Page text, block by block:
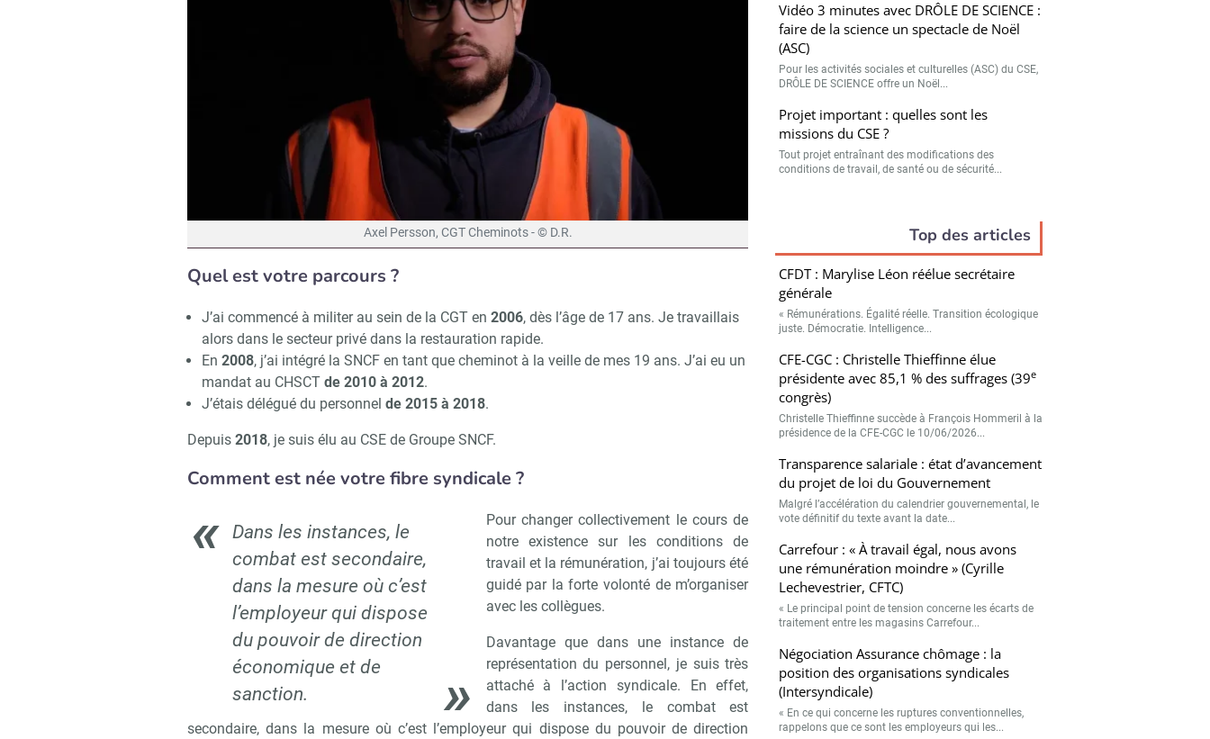
Axel Persson, CGT Cheminots - © D.R.
Quel est votre parcours ?
J’ai commencé à militer au sein de la CGT en 2006, dès l’âge de 17 ans. Je travaillais
alors dans le secteur privé dans la restauration rapide.
En 2008, j’ai intégré la SNCF en tant que cheminot à la veille de mes 19 ans. J’ai eu un
mandat au CHSCT de 2010 à 2012.
J’étais délégué du personnel de 2015 à 2018.
Depuis 2018, je suis élu au CSE de Groupe SNCF.
Comment est née votre fibre syndicale ?
Dans les instances, le
combat est secondaire,
dans la mesure où c’est
l’employeur qui dispose
du pouvoir de direction
économique et de
sanction.
Pour changer collectivement le cours de
notre existence sur les conditions de
travail et la rémunération, j’ai toujours été
guidé par la forte volonté de m’organiser
avec les collègues.
Davantage que dans une instance de
représentation du personnel, je suis très
attaché à l’action syndicale. En effet,
dans les instances, le combat est
secondaire, dans la mesure où c’est l’employeur qui dispose du pouvoir de direction
Vidéo 3 minutes avec DRÔLE DE SCIENCE :
faire de la science un spectacle de Noël
(ASC)
Pour les activités sociales et culturelles (ASC) du CSE,
DRÔLE DE SCIENCE offre un Noël...
Projet important : quelles sont les
missions du CSE ?
Tout projet entraînant des modifications des
conditions de travail, de santé ou de sécurité...
Top des articles
CFDT : Marylise Léon réélue secrétaire
générale
« Rémunérations. Égalité réelle. Transition écologique
juste. Démocratie. Intelligence...
CFE-CGC : Christelle Thieffinne élue
présidente avec 85,1 % des suffrages (39e
congrès)
Christelle Thieffinne succède à François Hommeril à la
présidence de la CFE-CGC le 10/06/2026...
Transparence salariale : état d’avancement
du projet de loi du Gouvernement
Malgré l’accélération du calendrier gouvernemental, le
vote définitif du texte avant la date...
Carrefour : « À travail égal, nous avons
une rémunération moindre » (Cyrille
Lechevestrier, CFTC)
« Le principal point de tension concerne les écarts de
traitement entre les magasins Carrefour...
Négociation Assurance chômage : la
position des organisations syndicales
(Intersyndicale)
« En ce qui concerne les ruptures conventionnelles,
rappelons que ce sont les employeurs qui les...